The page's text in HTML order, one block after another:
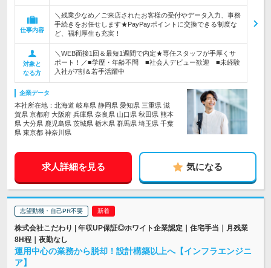
仕事内容
＼残業少なめ／ご来店されたお客様の受付やデータ入力、事務
手続きをお任せします★PayPayポイントに交換できる制度な
ど、福利厚生も充実！
対象と
なる方
＼WEB面接1回＆最短1週間で内定★専任スタッフが手厚くサ
ポート！／■学歴・年齢不問 ■社会人デビュー歓迎 ■未経験
入社が7割＆若手活躍中
企業データ
本社所在地：北海道 岐阜県 静岡県 愛知県 三重県 滋
賀県 京都府 大阪府 兵庫県 奈良県 山口県 秋田県 熊本
県 大分県 鹿児島県 茨城県 栃木県 群馬県 埼玉県 千葉
県 東京都 神奈川県
求人詳細を見る 気になる
志望動機・自己PR不要
株式会社こだわり | 年収UP保証◎ホワイト企業認定｜住宅手当｜月残業
8H程｜夜勤なし
運用中心の業務から脱却！設計構築以上へ【インフラエンジニ
ア】